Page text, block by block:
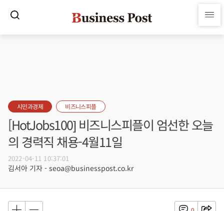
시민과경제 비즈니스피플
[HotJobs100] 비즈니스피플이 엄선한 오늘
의 경력직 채용-4월11일
2022-04-11 10:37:01
김서아 기자 - seoa@businesspost.co.kr